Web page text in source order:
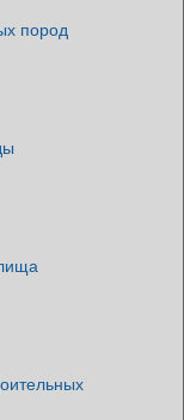
пород